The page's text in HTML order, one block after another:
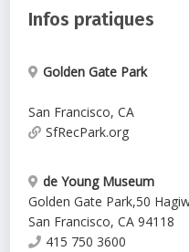
Infos pratiques
Golden Gate Park
San Francisco, CA
SfRecPark.org
de Young Museum
Golden Gate Park,50
San Francisco, CA 94118
415 750 3600